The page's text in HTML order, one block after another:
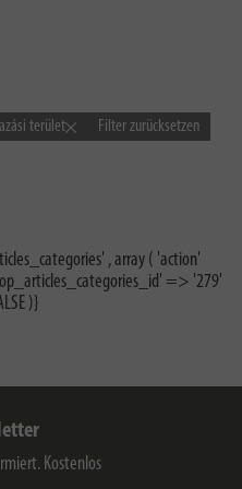
terület Filter zurücksetzen
, array ( 'action'
=> '279'
)}
Kostenlos